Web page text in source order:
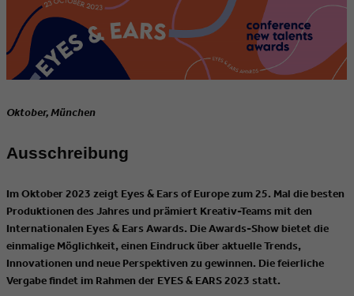
Oktober, München
Ausschreibung
Im Oktober 2023 zeigt Eyes & Ears of Europe zum 25. Mal die besten
Produktionen des Jahres und prämiert Kreativ-Teams mit den
Internationalen Eyes & Ears Awards. Die Awards-Show bietet die
einmalige Möglichkeit, einen Eindruck über aktuelle Trends,
Innovationen und neue Perspektiven zu gewinnen. Die feierliche
Vergabe findet im Rahmen der EYES & EARS 2023 statt.